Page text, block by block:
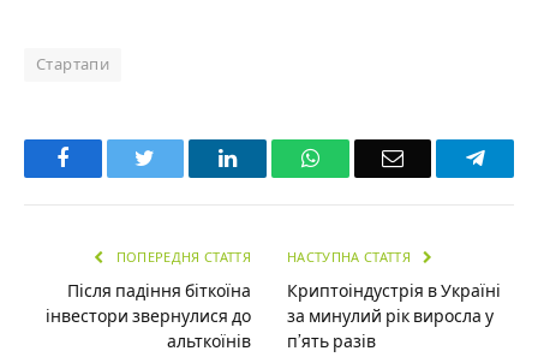
Стартапи
Facebook LinkedInWhatsAppEmail
ПОПЕРЕДНЯ СТАТТЯ
Після падіння біткоїна
інвестори звернулися до
альткоїнів
НАСТУПНА СТАТТЯ
Криптоіндустрія в Україні
за минулий рік виросла у
п’ять разів